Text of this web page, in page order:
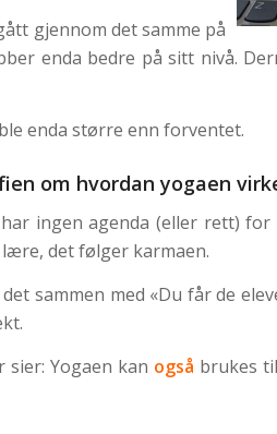
gjennom det samme på
enda bedre på sitt nivå.
enda større enn forventet.
om hvordan yogaen
ingen agenda (eller rett)
det følger karmaen.
sammen med «Du får de
sier: Yogaen kan også brukes